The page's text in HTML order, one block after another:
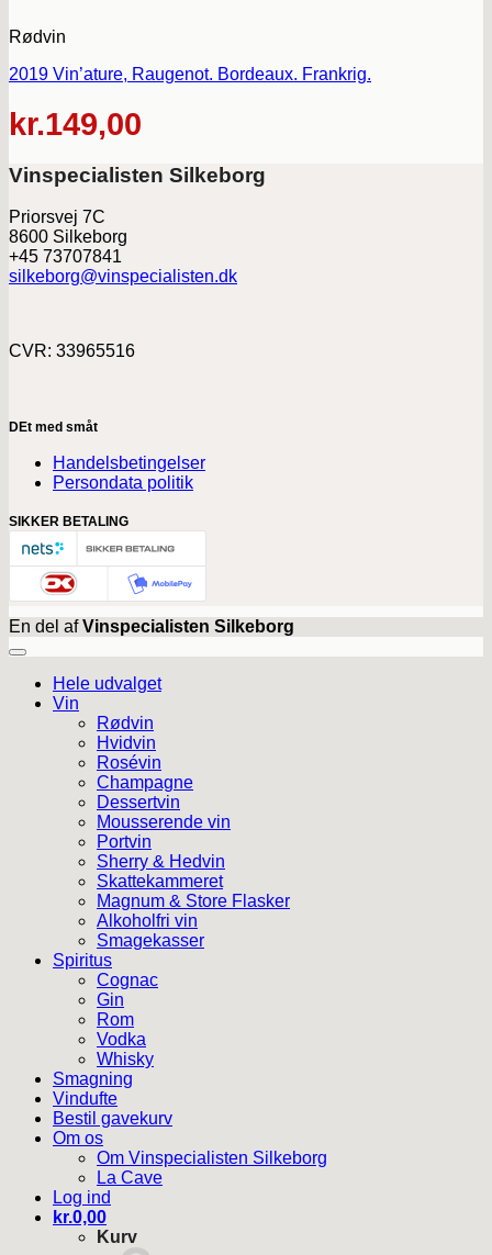
Rødvin
2019 Vin’ature, Raugenot. Bordeaux. Frankrig.
kr.149,00
Vinspecialisten Silkeborg
Priorsvej 7C
8600 Silkeborg
+45 73707841
silkeborg@vinspecialisten.dk
CVR: 33965516
DEt med småt
Handelsbetingelser
Persondata politik
SIKKER BETALING
En del afVinspecialisten Silkeborg
Hele udvalget
Vin
Rødvin
Hvidvin
Rosévin
Champagne
Dessertvin
Mousserende vin
Portvin
Sherry & Hedvin
Skattekammeret
Magnum & Store Flasker
Alkoholfri vin
Smagekasser
Spiritus
Cognac
Gin
Rom
Vodka
Whisky
Smagning
Vindufte
Bestil gavekurv
Om os
Om Vinspecialisten Silkeborg
La Cave
Log ind
kr.0,00
Kurv